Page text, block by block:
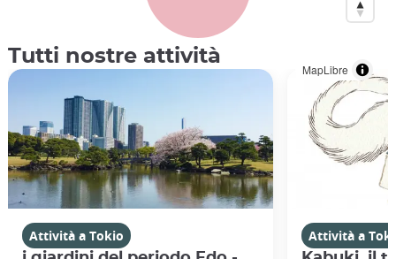
MapLibre
Tutti nostre attività
Attività a Tokio
Attività a